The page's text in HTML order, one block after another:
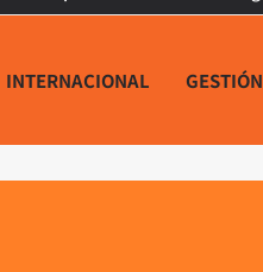
INTERNACIONAL GESTIÓN